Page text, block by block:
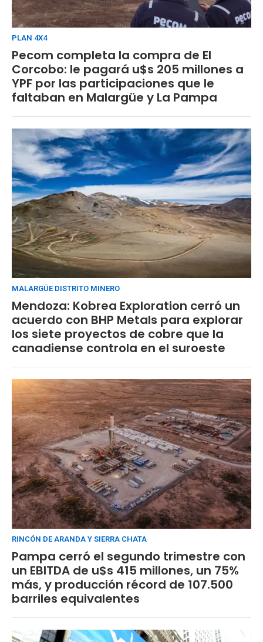
PLAN 4X4
Pecom completa la compra de El
Corcobo: le pagará u$s 205 millones a
YPF por las participaciones que le
faltaban en Malargüe y La Pampa
MALARGÜE DISTRITO MINERO
Mendoza: Kobrea Exploration cerró un
acuerdo con BHP Metals para explorar
los siete proyectos de cobre que la
canadiense controla en el suroeste
RINCÓN DE ARANDA Y SIERRA CHATA
Pampa cerró el segundo trimestre con
un EBITDA de u$s 415 millones, un 75%
más, y producción récord de 107.500
barriles equivalentes